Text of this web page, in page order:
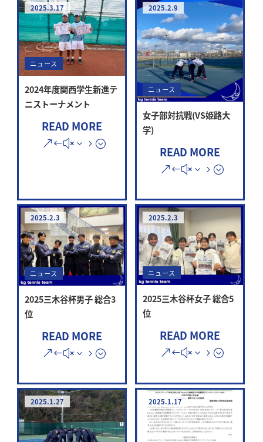
2025.3.17
ニュース
2024年度関西学生新進テ
ニストーナメント
READ MORE
2025.2.9
ニュース
女子部対抗戦(VS姫路大
学)
READ MORE
2025.2.3
ニュース
2025三木谷杯男子 総合3
位
READ MORE
2025.2.3
ニュース
2025三木谷杯女子 総合5
位
READ MORE
2025.1.27 2025.1.17